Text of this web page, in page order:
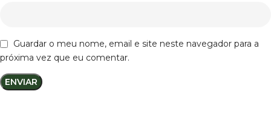
Guardar o meu nome, email e site neste navegador para a
próxima vez que eu comentar.